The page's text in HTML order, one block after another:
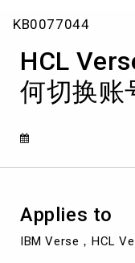
HCL
Android
KB0077044
HCL
何切换账
Applies to
IBM Verse，HCL